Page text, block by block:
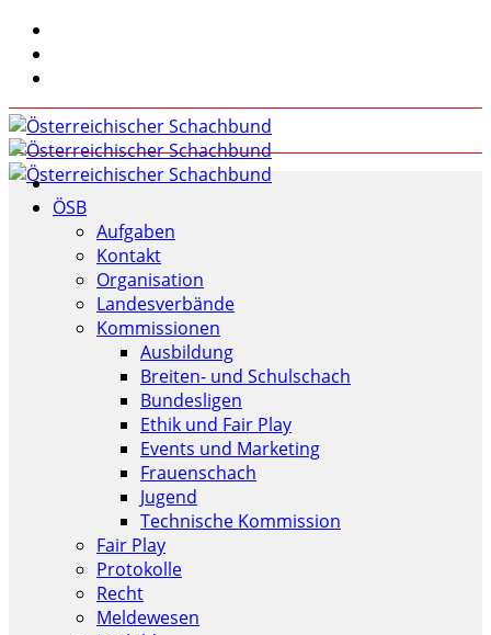
ÖSB
Aufgaben
Kontakt
Organisation
Landesverbände
Kommissionen
Ausbildung
Breiten- und Schulschach
Bundesligen
Ethik und Fair Play
Events und Marketing
Frauenschach
Jugend
Technische Kommission
Fair Play
Protokolle
Recht
Meldewesen